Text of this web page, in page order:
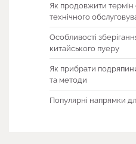
Як продовжити термін
технічного
Особливості
китайського пуеру
Як прибрати
та методи
Популярні напрямки